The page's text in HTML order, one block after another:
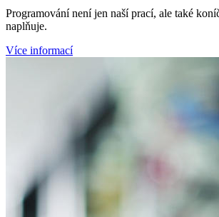
Programování není jen naší prací, ale také
naplňuje.
Více informací